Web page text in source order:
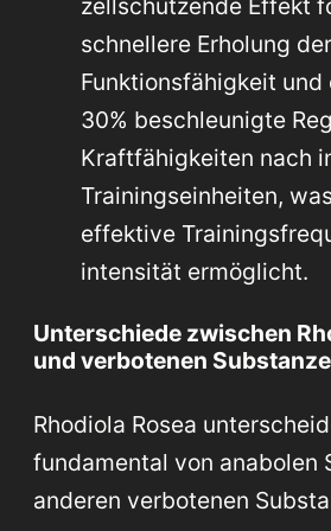
schnellere Erholung
Funktionsfähigkeit
30% beschleunigte
Kraftfähigkeiten nach
Trainingseinheiten,
effektive
intensität ermöglicht.
Unterschiede zwischen
und verbotenen
Rhodiola Rosea
fundamental von anabolen
anderen verbotenen